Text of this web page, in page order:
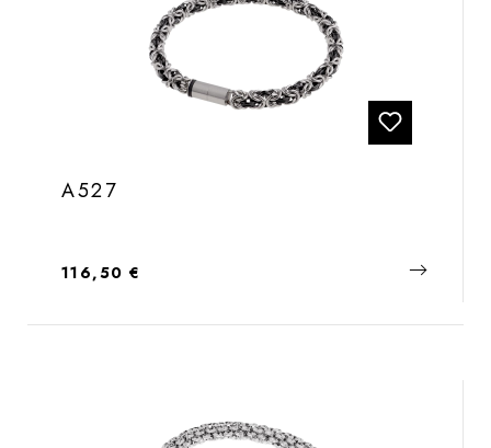
A527
Regulärer Preis:
116,50 €